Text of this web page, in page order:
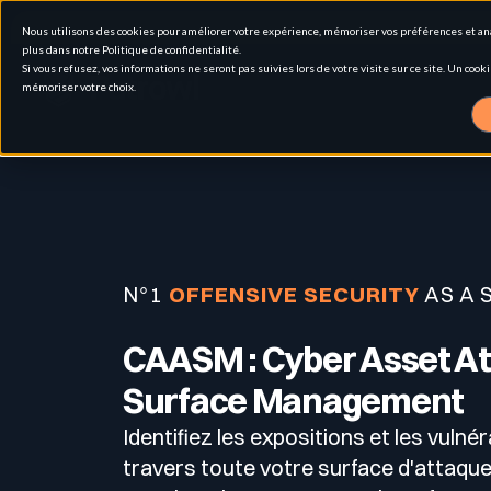
Nous utilisons des cookies pour améliorer votre expérience, mémoriser vos préférences et
plus dans notre Politique de confidentialité.
Si vous refusez, vos informations ne seront pas suivies lors de votre visite sur ce site. Un
mémoriser votre choix.
Attack Surface Management
Maintenez un inventaire vivant de vos actifs exposés,
Inventaire & Classification des Actifs
Tests d’intrusion
Pour qui
Personas
Ressources
N°1 OFFENSIVE SECURITY AS A
CAASM : Cyber Asset
Surface Management
Identifiez les expositions et les
travers toute votre surface